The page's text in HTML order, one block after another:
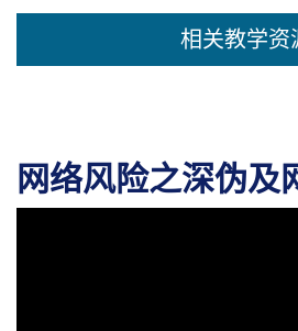
相关教学资
网络风险之深伪及